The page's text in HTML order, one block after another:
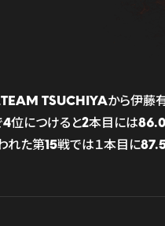
TEAM TSUCHIYAから伊藤
4位につけると2本目には
れた第15戦では１本目に